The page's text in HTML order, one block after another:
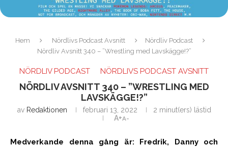
Hem Nördlivs Podcast Avsnitt
Nördliv Podcast
Nördliv Avsnitt 340 – ”Wrestling med Lavskägge!?”
NÖRDLIV PODCAST NÖRDLIVS PODCAST AVSNITT
NÖRDLIV AVSNITT 340 – ”WRESTLING MED
LAVSKÄGGE!?”
av Redaktionen februari 13, 2022
2 minut(ers) lästid
A+A-
Medverkande denna gång är: Fredrik, Danny och